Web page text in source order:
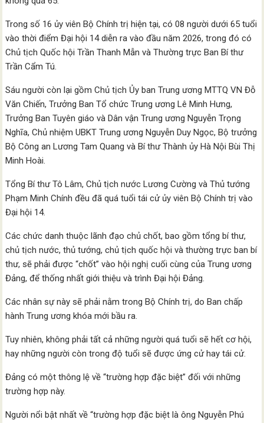
Trong số 16 ủy viên Bộ Chính trị hiện tại, có 08 người dưới 65 tuổi
vào thời điểm Đại hội 14 diễn ra vào đầu năm 2026, trong đó có
Chủ tịch Quốc hội Trần Thanh Mẫn và Thường trực Ban Bí thư
Trần Cẩm Tú.
Sáu người còn lại gồm Chủ tịch Ủy ban Trung ương MTTQ VN Đỗ
Văn Chiến, Trưởng Ban Tổ chức Trung ương Lê Minh Hưng,
Trưởng Ban Tuyên giáo và Dân vận Trung ương Nguyễn Trọng
Nghĩa, Chủ nhiệm UBKT Trung ương Nguyễn Duy Ngọc, Bộ trưởng
Bộ Công an Lương Tam Quang và Bí thư Thành ủy Hà Nội Bùi Thị
Minh Hoài.
Tổng Bí thư Tô Lâm, Chủ tịch nước Lương Cường và Thủ tướng
Phạm Minh Chính đều đã quá tuổi tái cử ủy viên Bộ Chính trị vào
Đại hội 14.
Các chức danh thuộc lãnh đạo chủ chốt, bao gồm tổng bí thư,
chủ tịch nước, thủ tướng, chủ tịch quốc hội và thường trực ban bí
thư, sẽ phải được “chốt” vào hội nghị cuối cùng của Trung ương
Đảng, để thống nhất giới thiệu và trình Đại hội Đảng.
Các nhân sự này sẽ phải nằm trong Bộ Chính trị, do Ban chấp
hành Trung ương khóa mới bầu ra.
Tuy nhiên, không phải tất cả những người quá tuổi sẽ hết cơ hội,
hay những người còn trong độ tuổi sẽ được ứng cử hay tái cử.
Đảng có một thông lệ về “trường hợp đặc biệt” đối với những
trường hợp này.
Người nổi bật nhất về “trường hợp đặc biệt là ông Nguyễn Phú